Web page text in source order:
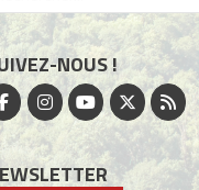
NOUS !